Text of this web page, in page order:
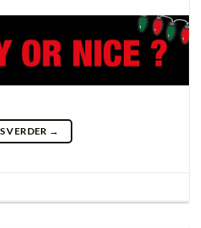
VERDER →